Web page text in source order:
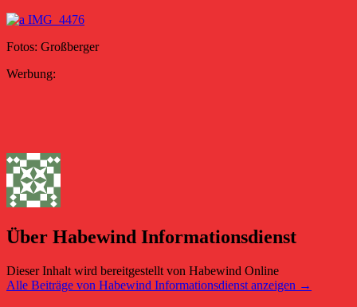
Fotos: Großberger
Werbung:
Über Habewind Informationsdienst
Dieser Inhalt wird bereitgestellt von Habewind Online
Alle Beiträge von Habewind Informationsdienst anzeigen →